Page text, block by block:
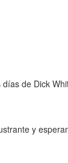
de Dick
y